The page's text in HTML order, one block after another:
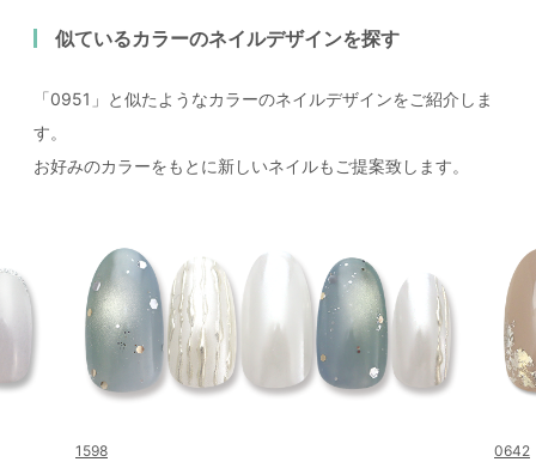
似ているカラーのネイルデザインを探す
「0951」と似たようなカラーのネイルデザインをご紹介しま
す。
お好みのカラーをもとに新しいネイルもご提案致します。
1598 0642